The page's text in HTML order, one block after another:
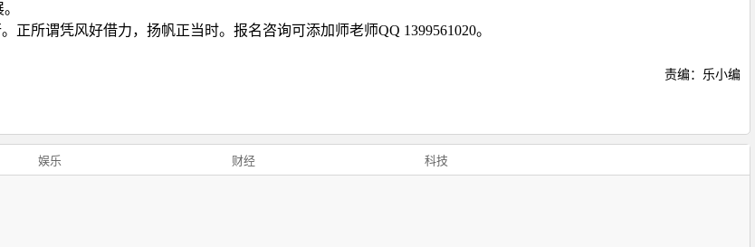
正所谓凭风好借力，扬帆正当时。报名咨询可添加师老师QQ 1399561020。
责编：乐小编
娱乐 财经 科技